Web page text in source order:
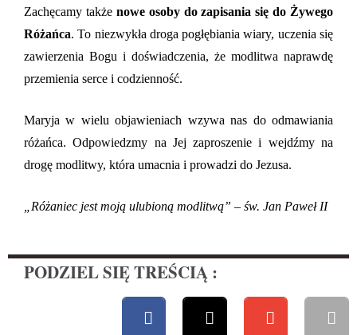
Zachęcamy także nowe osoby do zapisania się do Żywego
Różańca. To niezwykła droga pogłębiania wiary, uczenia się
zawierzenia Bogu i doświadczenia, że modlitwa naprawdę
przemienia serce i codzienność.
Maryja w wielu objawieniach wzywa nas do odmawiania
różańca. Odpowiedzmy na Jej zaproszenie i wejdźmy na
drogę modlitwy, która umacnia i prowadzi do Jezusa.
„Różaniec jest moją ulubioną modlitwą” – św. Jan Paweł II
PODZIEL SIĘ TREŚCIĄ :